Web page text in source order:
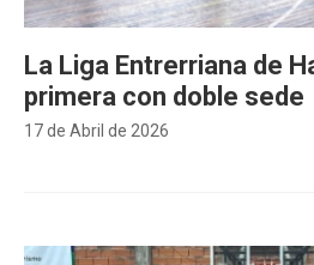
17 de Abril de 2026
La Liga Entrerriana de
primera con doble sede